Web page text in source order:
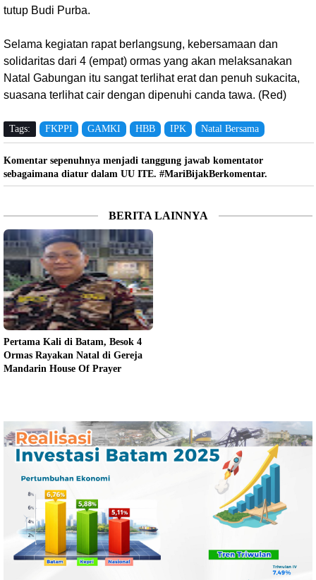
tutup Budi Purba.
Selama kegiatan rapat berlangsung, kebersamaan dan
solidaritas dari 4 (empat) ormas yang akan melaksanakan
Natal Gabungan itu sangat terlihat erat dan penuh sukacita,
suasana terlihat cair dengan dipenuhi canda tawa. (Red)
Tags: FKPPI GAMKI HBB IPK Natal Bersama
Komentar sepenuhnya menjadi tanggung jawab komentator
sebagaimana diatur dalam UU ITE. #MariBijakBerkomentar.
BERITA LAINNYA
Pertama Kali di Batam, Besok 4
Ormas Rayakan Natal di Gereja
Mandarin House Of Prayer